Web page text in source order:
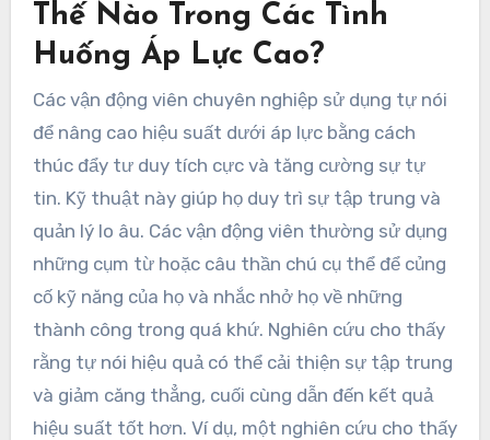
Thế Nào Trong Các Tình
Huống Áp Lực Cao?
Các vận động viên chuyên nghiệp sử dụng tự nói
để nâng cao hiệu suất dưới áp lực bằng cách
thúc đẩy tư duy tích cực và tăng cường sự tự
tin. Kỹ thuật này giúp họ duy trì sự tập trung và
quản lý lo âu. Các vận động viên thường sử dụng
những cụm từ hoặc câu thần chú cụ thể để củng
cố kỹ năng của họ và nhắc nhở họ về những
thành công trong quá khứ. Nghiên cứu cho thấy
rằng tự nói hiệu quả có thể cải thiện sự tập trung
và giảm căng thẳng, cuối cùng dẫn đến kết quả
hiệu suất tốt hơn. Ví dụ, một nghiên cứu cho thấy